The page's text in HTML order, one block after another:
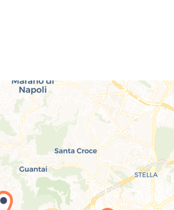
della carta in corso...